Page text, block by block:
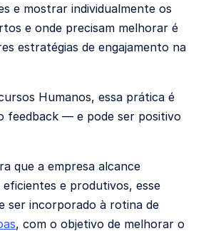
e mostrar individualmente os
e onde precisam melhorar é
estratégias de engajamento na
Humanos, essa prática é
feedback — e pode ser positivo
que a empresa alcance
eficientes e produtivos, esse
ser incorporado à rotina de
, com o objetivo de melhorar o